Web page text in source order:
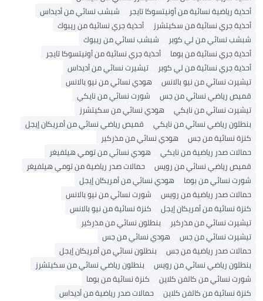
أحذية رياضية نسائية من أونيتسوكا تايجر
شبشب نسائي من أديداس
أحذية جري نسائية من سكيتشرز
أحذية جري نسائية من ريبوك
شبشب نسائي من لي كوبر
شبشب نسائي من ريبوك
أحذية جري نسائية من بوما
أحذية جري نسائية من أونيتسوكا تايجر
أحذية جري نسائية من لي كوبر
تيشيرت نسائي من أديداس
تيشيرت نسائي من نيو بالانس
هودي نسائي من نيو بالانس
قميص رياضي نسائي من جس
شورت نسائي من نايكي
تيشيرت نسائي من نايكي
هودي نسائي من سكيتشرز
بنطلون رياضي نسائي من نايكي
قميص رياضي نسائي من أمريكان إيجل
كنزة نسائية من جس
هودي نسائي من مذركير
حمالات صدر رياضية من نايكي
هودي نسائي من تومي هيلفيغر
قميص رياضي نسائي من رويس
حمالات صدر رياضية من تومي هيلفيغر
شورت نسائي من بوما
هودي نسائي من أمريكان إيجل
حمالات صدر رياضية من رويس
شورت نسائي من نيو بالانس
كنزة نسائية من أمريكان إيجل
كنزة نسائية من نيو بالانس
تيشيرت نسائي من مذركير
بنطلون نسائي من مذركير
تيشيرت نسائي من جس
هودي نسائي من جس
حمالات صدر رياضية من جس
بنطلون نسائي من أمريكان إيجل
بنطلون رياضي نسائي من رويس
بنطلون رياضي نسائي من سكيتشرز
شورت نسائي من كالفن كلاين
كنزة نسائية من بوما
كنزة نسائية من كالفن كلاين
حمالات صدر رياضية من أديداس